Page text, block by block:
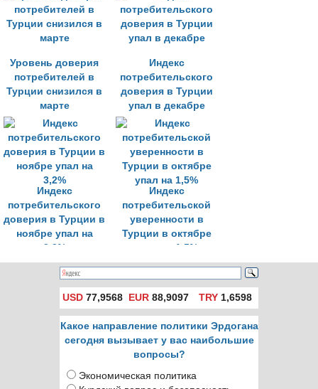
18 месяцев
Уровень доверия
потребителей в
Турции снизился в
марте
Индекс
потребительского
доверия в Турции
упал в декабре
Индекс
потребительского
доверия в Турции в
ноябре упал на
3,2%
Индекс
потребительской
уверенности в
Турции в октябре
упал на 1,5%
USD 77,9568 EUR 88,9097 TRY1,6598
Какое направление политики Эрдогана
сегодня вызывает у вас наибольшие
вопросы?
Экономическая политика